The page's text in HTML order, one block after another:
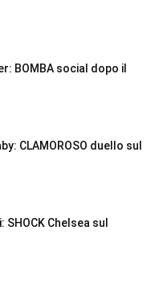
BOMBA social dopo il
CLAMOROSO duello sul
Chelsea sul